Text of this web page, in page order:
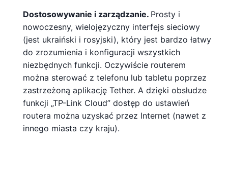
Dostosowywanie i zarządzanie. Prosty i
nowoczesny, wielojęzyczny interfejs sieciowy
(jest ukraiński i rosyjski), który jest bardzo łatwy
do zrozumienia i konfiguracji wszystkich
niezbędnych funkcji. Oczywiście routerem
można sterować z telefonu lub tabletu poprzez
zastrzeżoną aplikację Tether. A dzięki obsłudze
funkcji „TP-Link Cloud” dostęp do ustawień
routera można uzyskać przez Internet (nawet z
innego miasta czy kraju).